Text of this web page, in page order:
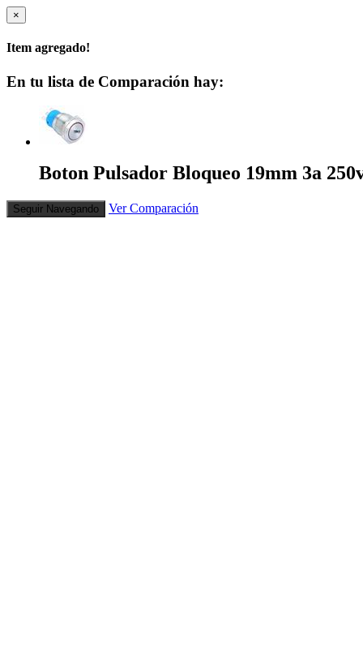
×
Item agregado!
En tu lista de Comparación hay:
Boton Pulsador Bloqueo 19mm 3a
Seguir Navegando Ver Comparación